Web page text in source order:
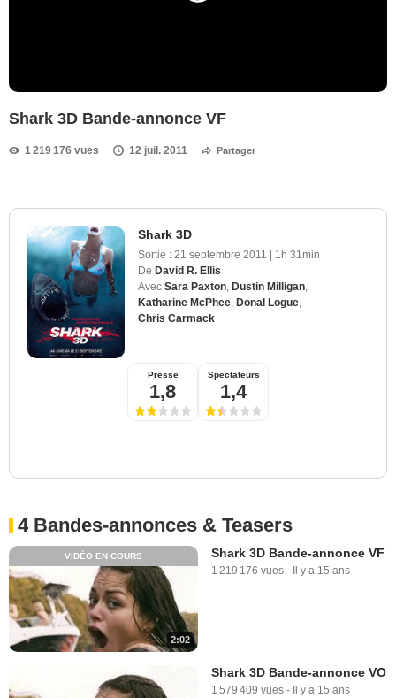
Shark 3D Bande-annonce VF
1 219 176 vues 12 juil. 2011 Partager
Shark 3D
Sortie : 21 septembre 2011 | 1h 31min
De David R. Ellis
Avec Sara Paxton Dustin Milligan
Katharine McPhee Donal Logue
Chris Carmack
Presse
1,8
Spectateurs
1,4
4 Bandes-annonces & Teasers
2:02
VIDÉO EN COURS Shark 3D Bande-annonce VF
1 219 176 vues - Il y a 15 ans
Shark 3D Bande-annonce VO
1 579 409 vues - Il y a 15 ans